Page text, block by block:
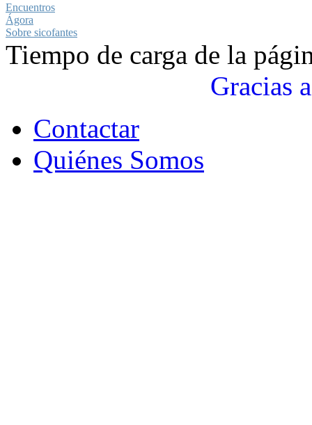
Encuentros
Ágora
Sobre sicofantes
Tiempo de carga de la
Gracias a
Contactar
Quiénes Somos